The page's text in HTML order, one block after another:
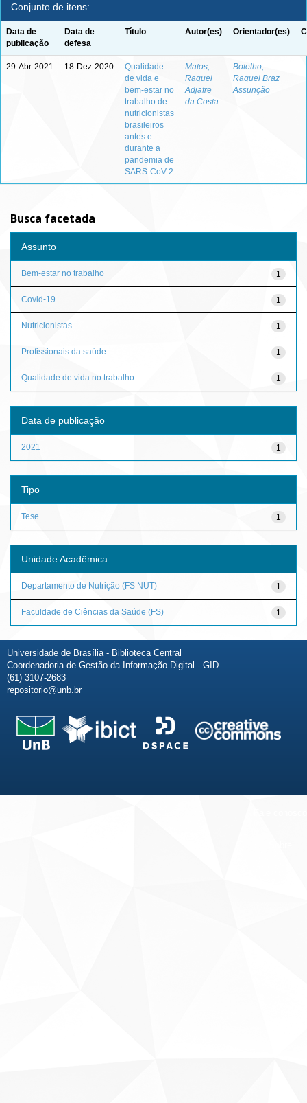
Conjunto de itens:
Data de
publicação
Data de
defesa
Título Autor(es) Orientador(es)
29-Abr-2021 18-Dez-2020
Qualidade
de vida e
bem-estar no
trabalho de
nutricionistas
brasileiros
antes e
durante a
pandemia de
SARS-CoV-2
Matos,
Raquel
Adjafre
da Costa
Botelho,
Raquel Braz
Assunção
-
Busca facetada
Assunto
1
Bem-estar no trabalho
1
Covid-19
1
Nutricionistas
1
Profissionais da saúde
1
Qualidade de vida no trabalho
Data de publicação
1
2021
Tipo
1
Tese
Unidade Acadêmica
1
Departamento de Nutrição (FS NUT)
1
Faculdade de Ciências da Saúde (FS)
Universidade de Brasília - Biblioteca Central
Coordenadoria de Gestão da Informação Digital - GID
(61) 3107-2683
repositorio@unb.br